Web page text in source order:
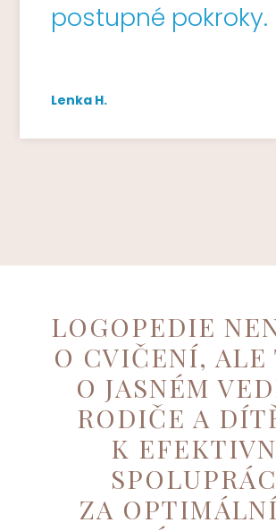
postupné pokroky.
Lenka H.
LOGOPEDIE
O CVIČENÍ, ALE
O JASNÉM
RODIČE A
K
ZA